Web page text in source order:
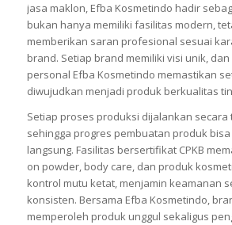
jasa maklon, Efba Kosmetindo hadir
bukan hanya memiliki fasilitas modern,
memberikan saran profesional sesuai
brand. Setiap brand memiliki visi unik,
personal Efba Kosmetindo memastikan
diwujudkan menjadi produk berkualitas
Setiap proses produksi dijalankan secara
sehingga progres pembuatan produk
langsung. Fasilitas bersertifikat CPKB
on powder, body care, dan produk
kontrol mutu ketat, menjamin keamanan
konsisten. Bersama Efba Kosmetindo,
memperoleh produk unggul sekaligus